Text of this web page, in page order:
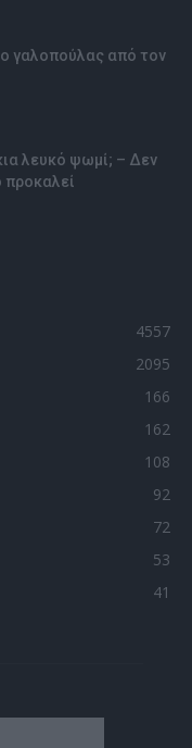
γαλοπούλας από τον
λευκό ψωμί; – Δεν
προκαλεί
4557
2095
166
162
108
92
72
53
41